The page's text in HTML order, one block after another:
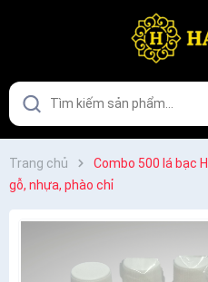
Trang chủ
Combo 500 lá bạc
gỗ, nhựa, phào chỉ